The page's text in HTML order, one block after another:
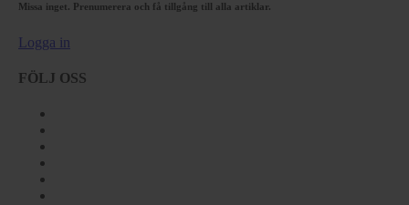
Missa inget. Prenumerera och få tillgång till alla artiklar.
Logga in
FÖLJ OSS